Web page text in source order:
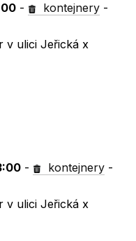
- kontejnery -
v ulici Jeřická x
- kontejnery -
v ulici Jeřická x